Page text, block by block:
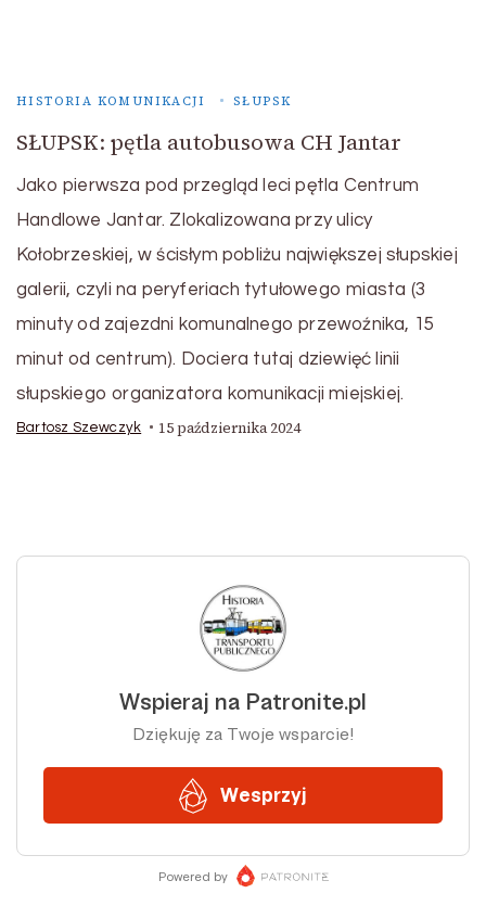
HISTORIA KOMUNIKACJI SŁUPSK
SŁUPSK: pętla autobusowa CH Jantar
Jako pierwsza pod przegląd leci pętla Centrum
Handlowe Jantar. Zlokalizowana przy ulicy
Kołobrzeskiej, w ścisłym pobliżu największej słupskiej
galerii, czyli na peryferiach tytułowego miasta (3
minuty od zajezdni komunalnego przewoźnika, 15
minut od centrum). Dociera tutaj dziewięć linii
słupskiego organizatora komunikacji miejskiej.
Bartosz Szewczyk 15 października 2024